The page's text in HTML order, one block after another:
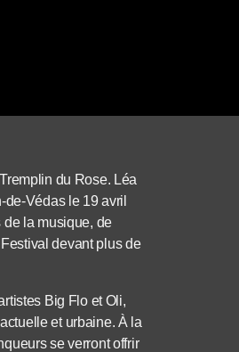
du Rose. Léa
Védas le 19 avril
de la musique, de
devant plus de
Big Flo et Oli,
et urbaine. À la
se verront offrir